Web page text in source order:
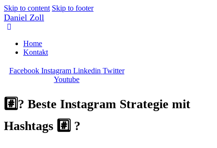
Skip to content Skip to footer
Daniel Zoll
Home
Kontakt
Facebook Instagram Linkedin Twitter
Youtube
#️⃣? Beste Instagram Strategie mit
Hashtags #️⃣ ?